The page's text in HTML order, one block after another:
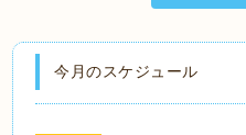
今月のスケジュール